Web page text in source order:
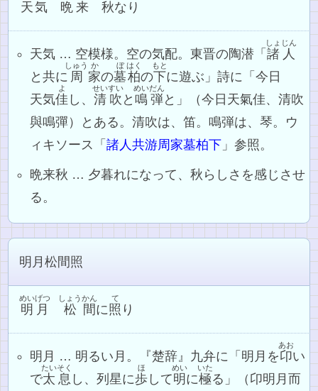
天気 晩来 秋なり
天気 … 空模様。空の気配。東晋の陶潜「諸人
しょじん
と共に 周
しゅう
家
か
の墓
ぼ
柏
はく
の下
もと
に遊ぶ」詩に「今日
天気佳
よ
し、清吹
せいすい
と鳴弾
めいだん
と」（今日天氣佳、清吹
與鳴彈）とある。清吹は、笛。鳴弾は、琴。ウ
ィキソース「諸人共游周家墓柏下 」参照。
晩来秋 … 夕暮れになって、秋らしさを感じさせ
る。
明月松間照
明月
めいげつ
松
しょう
間
かん
に照
て
り
明月 … 明るい月。『楚辞』九弁に「明月を卬
あお
い
で太息
たいそく
し、列星に歩
ほ
して明
めい
に極
いた
る」（卬明月而